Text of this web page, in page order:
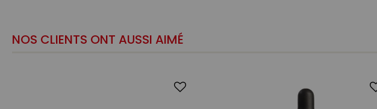
NOS CLIENTS ONT AUSSI AIMÉ